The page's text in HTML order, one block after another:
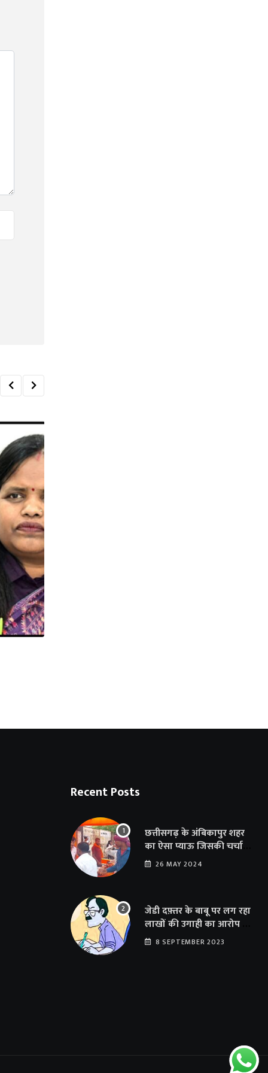
Recent Posts
छत्तीसगढ़ के अंबिकापुर शहर
का ऐसा प्याऊ जिसकी चर्चा
दूर-दूर तक… सात समुंदर पार
अमेरिका से भी पहुंचा सहयोग
26 MAY 2024
जेडी दफ़्तर के बाबू पर लग रहा
लाखों की उगाही का आरोप …
संयुक्त संचालक का फर्जी
साइन से 100 शिक्षकों क़ो
8 SEPTEMBER 2023